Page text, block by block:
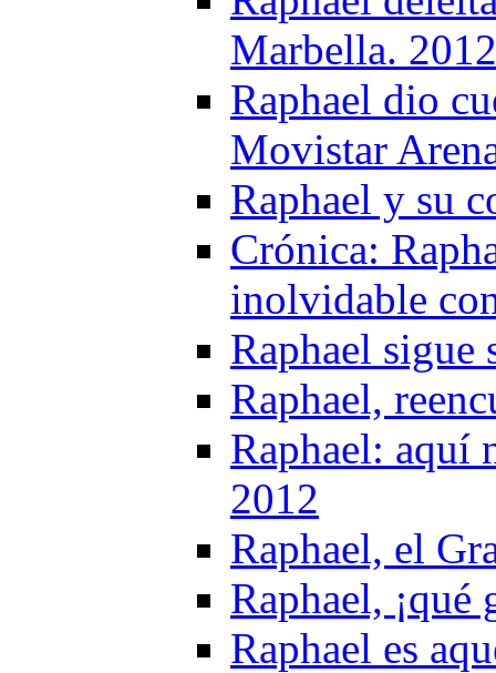
Marbella. 2012
Raphael dio
Movistar
Raphael y su
Crónica:
inolvidable
Raphael sigue
Raphael,
Raphael: aquí
2012
Raphael, el
Raphael,
Raphael es